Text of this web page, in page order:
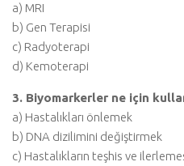
a) MRI
b) Gen Terapisi
c) Radyoterapi
d) Kemoterapi
3. Biyomarkerler ne için
a) Hastalıkları önlemek
b) DNA dizilimini değiştirmek
c) Hastalıkların teşhis ve